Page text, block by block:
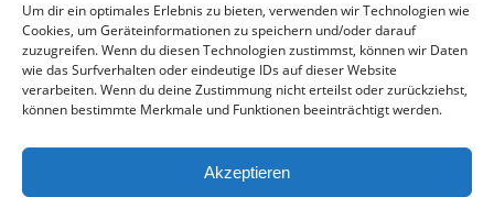
Um dir ein optimales Erlebnis zu bieten, verwenden wir Technologien wie
Cookies, um Geräteinformationen zu speichern und/oder darauf
zuzugreifen. Wenn du diesen Technologien zustimmst, können wir Daten
wie das Surfverhalten oder eindeutige IDs auf dieser Website
verarbeiten. Wenn du deine Zustimmung nicht erteilst oder zurückziehst,
können bestimmte Merkmale und Funktionen beeinträchtigt werden.
Akzeptieren
0:4 Schröder (38.)
1:4 (57.)
2:4 (68.)
Alle bisherigen Partien der beiden Mannschaften